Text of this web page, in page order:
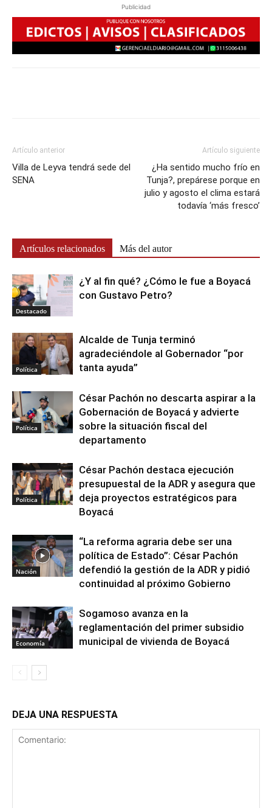
Publicidad
Artículo anterior
Villa de Leyva tendrá sede del
SENA
Artículo siguiente
¿Ha sentido mucho frío en
Tunja?, prepárese porque en
julio y agosto el clima estará
todavía ‘más fresco’
Artículos relacionados Más del autor
Destacado
¿Y al fin qué? ¿Cómo le fue a Boyacá
con Gustavo Petro?
Política
Alcalde de Tunja terminó
agradeciéndole al Gobernador “por
tanta ayuda”
Política
César Pachón no descarta aspirar a la
Gobernación de Boyacá y advierte
sobre la situación fiscal del
departamento
Política
César Pachón destaca ejecución
presupuestal de la ADR y asegura que
deja proyectos estratégicos para
Boyacá
Nación
“La reforma agraria debe ser una
política de Estado”: César Pachón
defendió la gestión de la ADR y pidió
continuidad al próximo Gobierno
Economía
Sogamoso avanza en la
reglamentación del primer subsidio
municipal de vivienda de Boyacá
DEJA UNA RESPUESTA